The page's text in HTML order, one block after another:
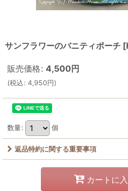
サンフラワーのバニティポーチ [
販売価格: 4,500円
(税込: 4,950円)
数量: 個
返品特約に関する重要事項
カートに